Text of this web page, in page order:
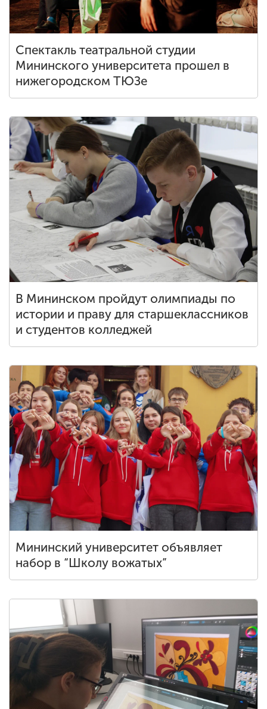
Спектакль театральной студии
Мининского университета прошел в
нижегородском ТЮЗе
В Мининском пройдут олимпиады по
истории и праву для старшеклассников
и студентов колледжей
Мининский университет объявляет
набор в “Школу вожатых”